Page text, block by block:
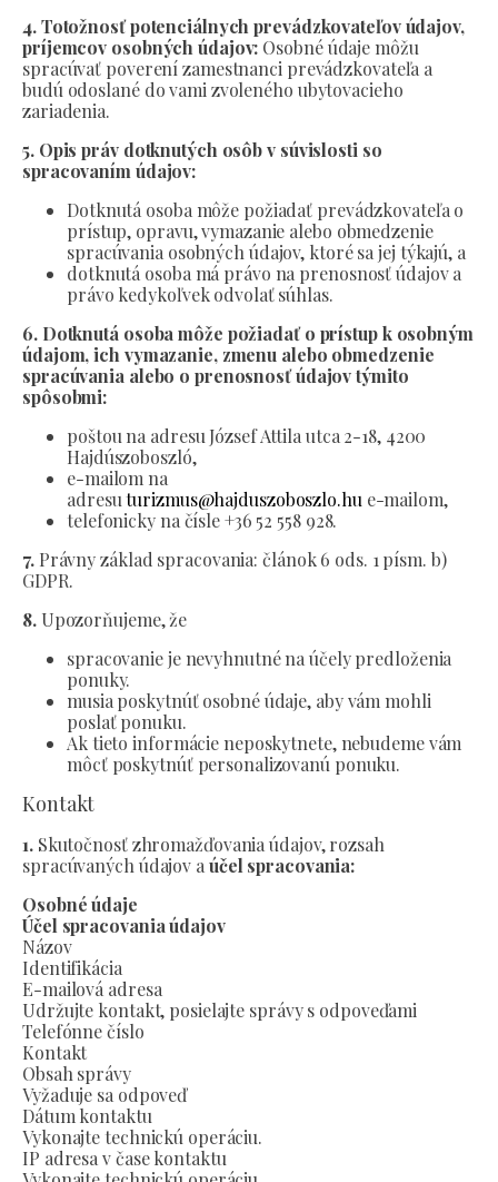
4. Totožnosť potenciálnych prevádzkovateľov údajov,
príjemcov osobných údajov: Osobné údaje môžu
spracúvať poverení zamestnanci prevádzkovateľa a
budú odoslané do vami zvoleného ubytovacieho
zariadenia.
5. Opis práv dotknutých osôb v súvislosti so
spracovaním údajov:
Dotknutá osoba môže požiadať prevádzkovateľa o
prístup, opravu, vymazanie alebo obmedzenie
spracúvania osobných údajov, ktoré sa jej týkajú, a
dotknutá osoba má právo na prenosnosť údajov a
právo kedykoľvek odvolať súhlas.
6. Dotknutá osoba môže požiadať o prístup k osobným
údajom, ich vymazanie, zmenu alebo obmedzenie
spracúvania alebo o prenosnosť údajov týmito
spôsobmi:
poštou na adresu József Attila utca 2-18, 4200
Hajdúszoboszló,
e-mailom na
adresuturizmus@hajduszoboszlo.hu e-mailom,
telefonicky na čísle +36 52 558 928.
7.Právny základ spracovania: článok 6 ods. 1 písm. b)
GDPR.
8.Upozorňujeme, že
spracovanie je nevyhnutné na účely predloženia
ponuky.
musia poskytnúť osobné údaje, aby vám mohli
poslať ponuku.
Ak tieto informácie neposkytnete, nebudeme vám
môcť poskytnúť personalizovanú ponuku.
Kontakt
1.Skutočnosť zhromažďovania údajov, rozsah
spracúvaných údajov a účel spracovania:
Osobné údaje
Účel spracovania údajov
Názov
Identifikácia
E-mailová adresa
Udržujte kontakt, posielajte správy s odpoveďami
Telefónne číslo
Kontakt
Obsah správy
Vyžaduje sa odpoveď
Dátum kontaktu
Vykonajte technickú operáciu.
IP adresa v čase kontaktu